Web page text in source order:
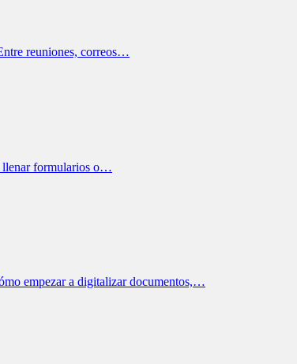
reuniones, correos…
llenar formularios o…
empezar a digitalizar documentos,…